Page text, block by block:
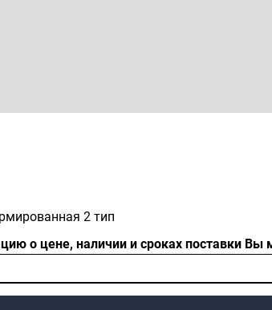
2 тип
о цене, наличии и сроках поставки Вы